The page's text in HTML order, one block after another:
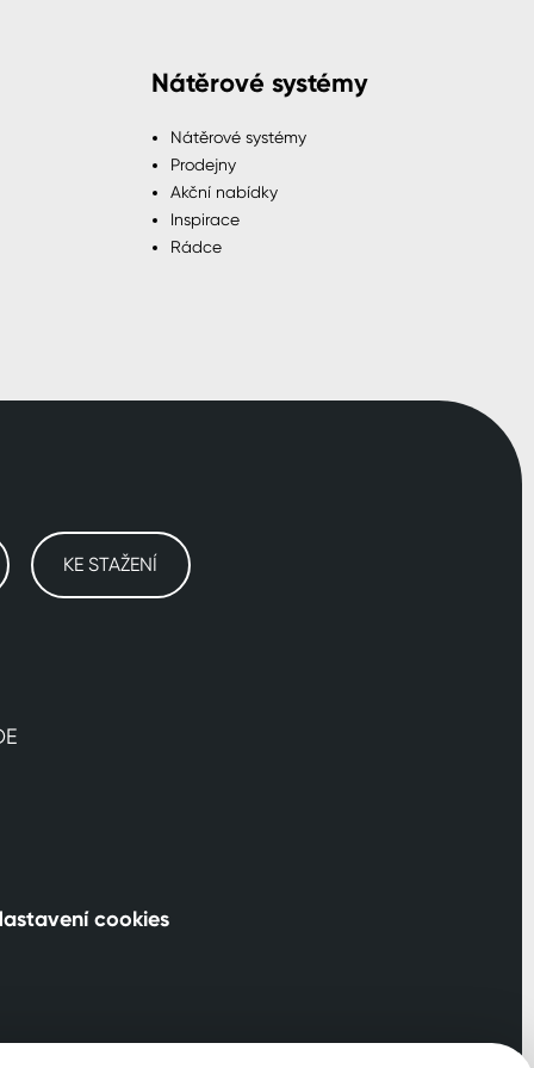
Nátěrové systémy
Nátěrové systémy
Prodejny
Akční nabídky
Inspirace
Rádce
KE STAŽENÍ
cookies